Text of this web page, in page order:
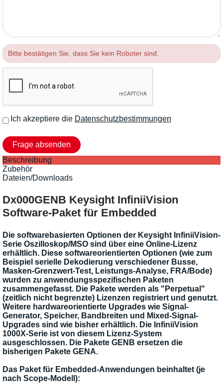
Bitte bestätigen Sie, dass Sie kein Roboter sind.
Ich akzeptiere die Datenschutzbestimmungen
Beschreibung
Zubehör
Dateien/Downloads
Dx000GENB Keysight InfiniiVision
Software-Paket für Embedded
Die softwarebasierten Optionen der Keysight InfiniiVision-
Serie Oszilloskop/MSO sind über eine Online-Lizenz
erhältlich. Diese softwareorientierten Optionen (wie zum
Beispiel serielle Dekodierung verschiedener Busse,
Masken-Grenzwert-Test, Leistungs-Analyse, FRA/Bode)
wurden zu anwendungsspezifischen Paketen
zusammengefasst. Die Pakete werden als "Perpetual"
(zeitlich nicht begrenzte) Lizenzen registriert und genutzt.
Weitere hardwareorientierte Upgrades wie Signal-
Generator, Speicher, Bandbreiten und Mixed-Signal-
Upgrades sind wie bisher erhältlich. Die InfiniiVision
1000X-Serie ist von diesem Lizenz-System
ausgeschlossen. Die Pakete GENB ersetzen die
bisherigen Pakete GENA.
Das Paket für Embedded-Anwendungen beinhaltet (je
nach Scope-Modell):